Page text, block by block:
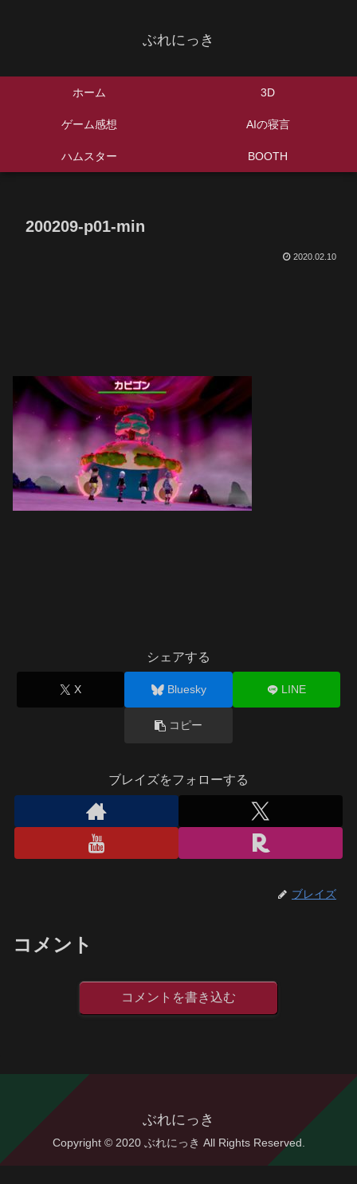
ぶれにっき
ホーム 3D
ゲーム感想 AIの寝言
ハムスター BOOTH
200209-p01-min
2020.02.10
シェアする
X Bluesky LINE
コピー
ブレイズをフォローする
ブレイズ
コメント
コメントを書き込む
ぶれにっき
Copyright © 2020 ぶれにっき All Rights Reserved.